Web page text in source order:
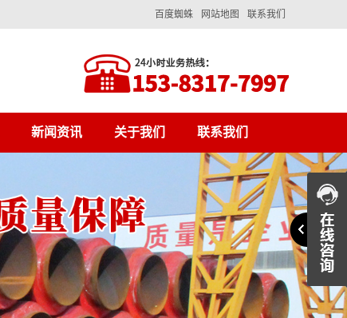
联系我们
网站地图
百度蜘蛛
新闻资讯 关于我们 联系我们